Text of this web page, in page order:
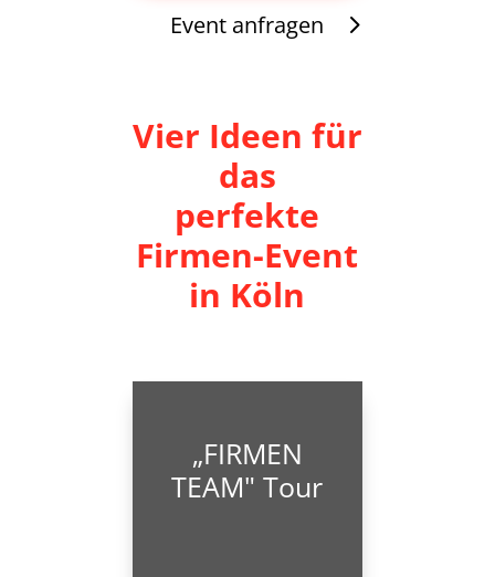
Event anfragen
Vier Ideen für
das
perfekte
Firmen-Event
in Köln
„FIRMEN
TEAM" Tour